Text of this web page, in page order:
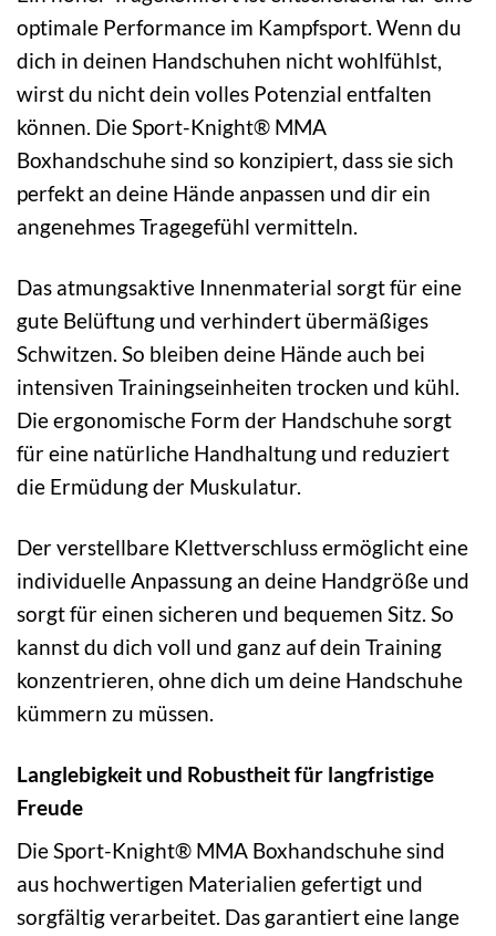
optimale Performance im Kampfsport. Wenn du
dich in deinen Handschuhen nicht wohlfühlst,
wirst du nicht dein volles Potenzial entfalten
können. Die Sport-Knight® MMA
Boxhandschuhe sind so konzipiert, dass sie sich
perfekt an deine Hände anpassen und dir ein
angenehmes Tragegefühl vermitteln.
Das atmungsaktive Innenmaterial sorgt für eine
gute Belüftung und verhindert übermäßiges
Schwitzen. So bleiben deine Hände auch bei
intensiven Trainingseinheiten trocken und kühl.
Die ergonomische Form der Handschuhe sorgt
für eine natürliche Handhaltung und reduziert
die Ermüdung der Muskulatur.
Der verstellbare Klettverschluss ermöglicht eine
individuelle Anpassung an deine Handgröße und
sorgt für einen sicheren und bequemen Sitz. So
kannst du dich voll und ganz auf dein Training
konzentrieren, ohne dich um deine Handschuhe
kümmern zu müssen.
Langlebigkeit und Robustheit für langfristige
Freude
Die Sport-Knight® MMA Boxhandschuhe sind
aus hochwertigen Materialien gefertigt und
sorgfältig verarbeitet. Das garantiert eine lange